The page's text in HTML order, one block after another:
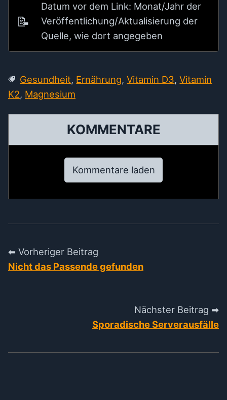
Datum vor dem Link: Monat/Jahr der
Veröffentlichung/Aktualisierung der
Quelle, wie dort angegeben
Gesundheit, Ernährung,Vitamin D3,Vitamin
K2, Magnesium
KOMMENTARE
Kommentare laden
⬅ Vorheriger Beitrag
Nicht das Passende gefunden
Nächster Beitrag ➡
Sporadische Serverausfälle